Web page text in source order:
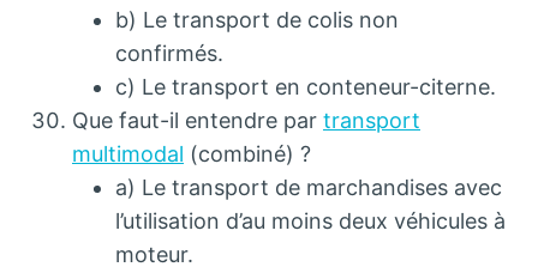
b) Le transport de colis non
confirmés.
c) Le transport en conteneur-citerne.
Que faut-il entendre par transport
multimodal (combiné) ?
a) Le transport de marchandises avec
l’utilisation d’au moins deux véhicules à
moteur.